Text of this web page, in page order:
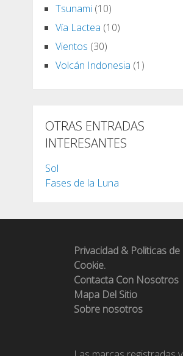
Tsunami(10)
Vía Lactea (10)
Vientos (30)
Volcán Indonesia (1)
OTRAS ENTRADAS
INTERESANTES
Sol
Fases de la Luna
Privacidad & Politicas de
Cookie.
Contacta Con Nosotros
Mapa Del Sitio
Sobre nosotros